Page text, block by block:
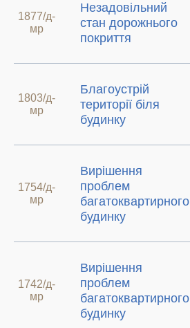
1877/д-
мр
Незадовільний
стан дорожнього
покриття
1803/д-
мр
Благоустрій
території біля
будинку
1754/д-
мр
Вирішення
проблем
багатоквартирного
будинку
1742/д-
мр
Вирішення
проблем
багатоквартирного
будинку